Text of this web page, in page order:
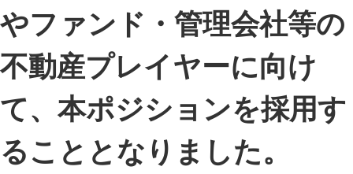
イベント・セミナー
特集記事
CEOインタビュー
やファンド・管理会社等の
不動産プレイヤーに向け
て、本ポジションを採用す
ることとなりました。